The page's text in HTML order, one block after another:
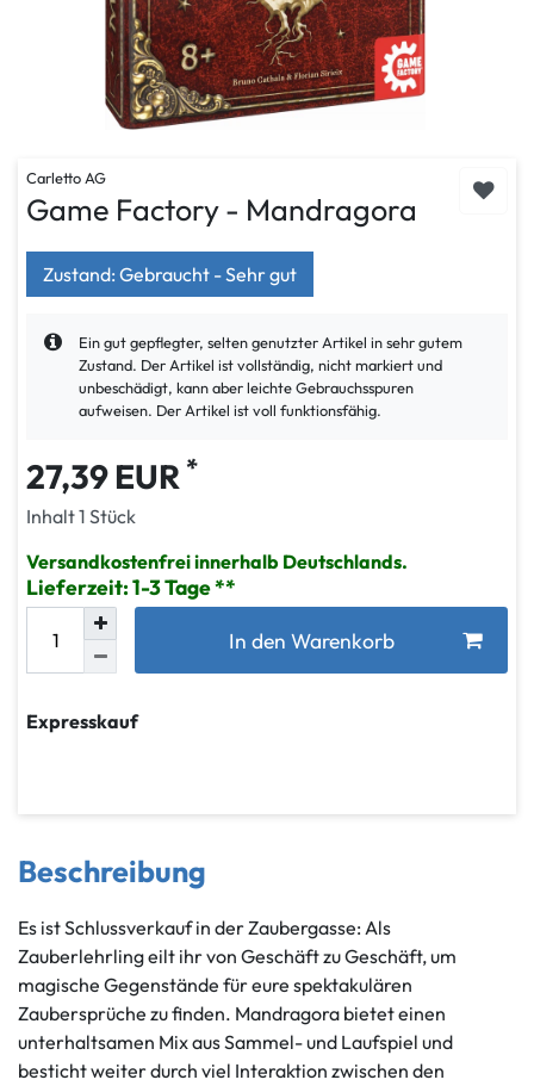
Carletto AG
Game Factory - Mandragora
Zustand: Gebraucht - Sehr gut
Ein gut gepflegter, selten genutzter Artikel in sehr gutem
Zustand. Der Artikel ist vollständig, nicht markiert und
unbeschädigt, kann aber leichte Gebrauchsspuren
aufweisen. Der Artikel ist voll funktionsfähig.
27,39 EUR *
Inhalt1 Stück
Versandkostenfrei innerhalb Deutschlands.
Lieferzeit: 1-3 Tage
In den Warenkorb
Expresskauf
Beschreibung
Es ist Schlussverkauf in der Zaubergasse: Als
Zauberlehrling eilt ihr von Geschäft zu Geschäft, um
magische Gegenstände für eure spektakulären
Zaubersprüche zu finden. Mandragora bietet einen
unterhaltsamen Mix aus Sammel- und Laufspiel und
besticht weiter durch viel Interaktion zwischen den